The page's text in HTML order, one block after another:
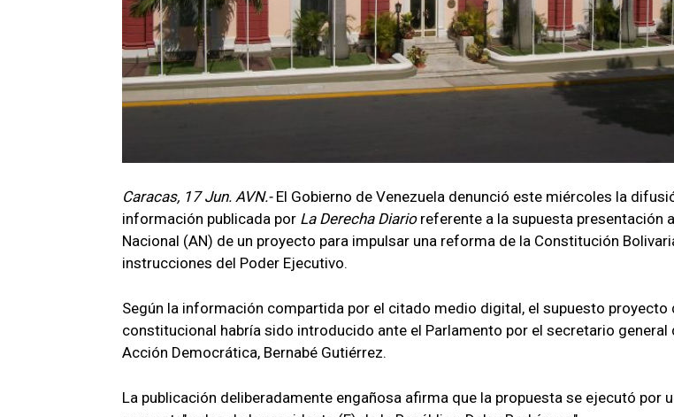
Caracas, 17 Jun. AVN.- El Gobierno de Venezuela denunció este miércoles la
información publicada por La Derecha Diarioreferente a la supuesta presentación
Nacional (AN) de un proyecto para impulsar una reforma de la Constitución
instrucciones del Poder Ejecutivo.
Según la información compartida por el citado medio digital, el supuesto proyecto
constitucional habría sido introducido ante el Parlamento por el secretario general
Acción Democrática, Bernabé Gutiérrez.
La publicación deliberadamente engañosa afirma que la propuesta se ejecutó por